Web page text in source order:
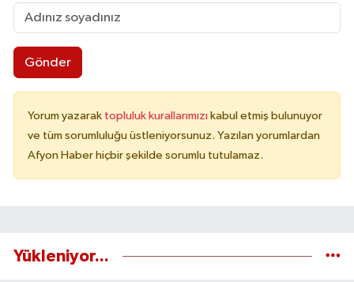
Gönder
Yorum yazarak topluluk kurallarımızı kabul etmiş bulunuyor
ve tüm sorumluluğu üstleniyorsunuz. Yazılan yorumlardan
Afyon Haber hiçbir şekilde sorumlu tutulamaz.
Yükleniyor...